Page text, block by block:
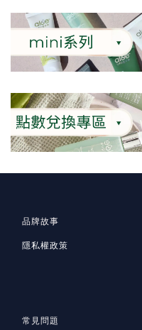
品牌故事
隱私權政策
常見問題